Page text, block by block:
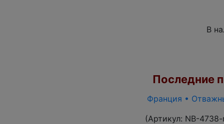
В
Последние
Франция •
(Артикул: NB-4738-